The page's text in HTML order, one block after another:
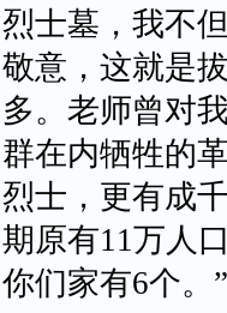
烈士墓，我不
敬意，这就是
多。老师曾对
群在内牺牲的
烈士，更有成
期原有11万人
你们家有6个。”